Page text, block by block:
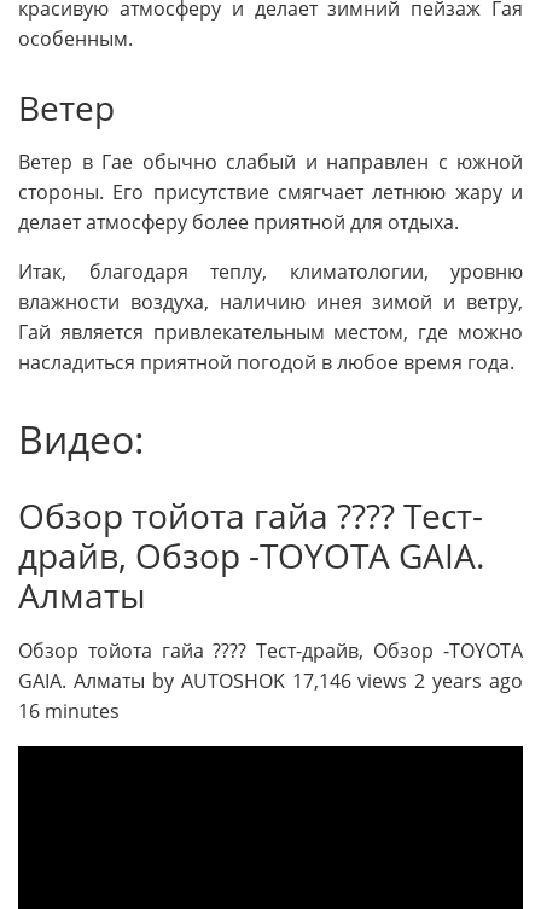
красивую атмосферу и делает зимний пейзаж Гая
особенным.
Ветер
Ветер в Гае обычно слабый и направлен с южной
стороны. Его присутствие смягчает летнюю жару и
делает атмосферу более приятной для отдыха.
Итак, благодаря теплу, климатологии, уровню
влажности воздуха, наличию инея зимой и ветру,
Гай является привлекательным местом, где можно
насладиться приятной погодой в любое время года.
Видео:
Обзор тойота гайа ???? Тест-
драйв, Обзор -TOYOTA GAIA.
Алматы
Обзор тойота гайа ???? Тест-драйв, Обзор -TOYOTA
GAIA. Алматы by AUTOSHOK 17,146 views 2 years ago
16 minutes